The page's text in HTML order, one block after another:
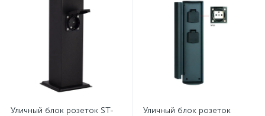
Уличный блок розеток ST-
Уличный блок розеток